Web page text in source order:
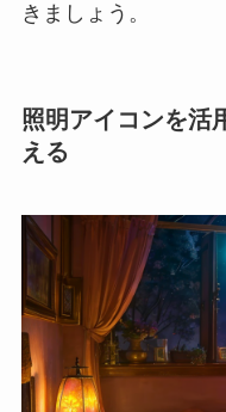
きましょう。
照明アイコンを活
える